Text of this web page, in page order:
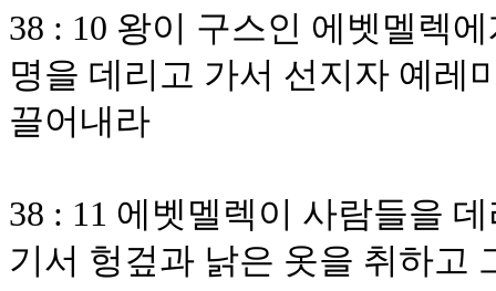
38 : 10 왕이 구스인 에벳멜렉
명을 데리고 가서 선지자 예레
끌어내라
38 : 11 에벳멜렉이 사람들을
기서 헝겊과 낡은 옷을 취하고